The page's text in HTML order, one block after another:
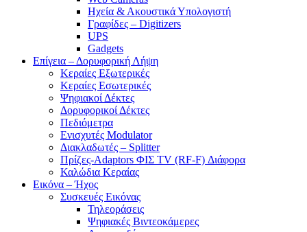
Ηχεία & Ακουστικά Υπολογιστή
Γραφίδες – Digitizers
UPS
Gadgets
Επίγεια – Δορυφορική Λήψη
Κεραίες Εξωτερικές
Κεραίες Εσωτερικές
Ψηφιακοί Δέκτες
Δορυφορικοί Δέκτες
Πεδιόμετρα
Ενισχυτές Modulator
Διακλαδωτές – Splitter
Πρίζες-Adaptors ΦΙΣ TV (RF-F) Διάφορα
Καλώδια Κεραίας
Εικόνα – Ήχος
Συσκευές Εικόνας
Τηλεοράσεις
Ψηφιακές Βιντεοκάμερες